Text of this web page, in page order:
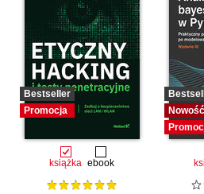
Bestseller
Promocja
książka ebook
Nowość